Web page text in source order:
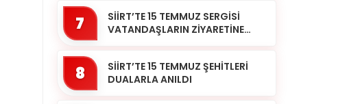
7
SİİRT’TE 15 TEMMUZ SERGİSİ
VATANDAŞLARIN ZİYARETİNE
8
SİİRT’TE 15 TEMMUZ ŞEHİTLERİ
DUALARLA ANILDI